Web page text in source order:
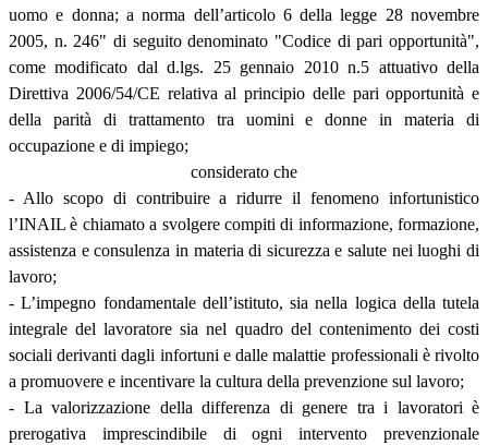
uomo e donna; a norma dell’articolo 6 della legge 28 novembre
2005, n. 246" di seguito denominato "Codice di pari opportunità",
come modificato dal d.lgs. 25 gennaio 2010 n.5 attuativo della
Direttiva 2006/54/CE relativa al principio delle pari opportunità e
della parità di trattamento tra uomini e donne in materia di
occupazione e di impiego;
considerato che
- Allo scopo di contribuire a ridurre il fenomeno infortunistico
l’INAIL è chiamato a svolgere compiti di informazione, formazione,
assistenza e consulenza in materia di sicurezza e salute nei luoghi di
lavoro;
- L’impegno fondamentale dell’istituto, sia nella logica della tutela
integrale del lavoratore sia nel quadro del contenimento dei costi
sociali derivanti dagli infortuni e dalle malattie professionali è rivolto
a promuovere e incentivare la cultura della prevenzione sul lavoro;
- La valorizzazione della differenza di genere tra i lavoratori è
prerogativa imprescindibile di ogni intervento prevenzionale